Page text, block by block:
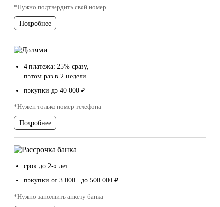
*Нужно подтвердить свой номер
Подробнее
4 платежа: 25% сразу,
потом раз в 2 недели
покупки до 40 000 ₽
*Нужен только номер телефона
Подробнее
срок до 2-х лет
покупки от 3 000 до 500 000 ₽
*Нужно заполнить анкету банка